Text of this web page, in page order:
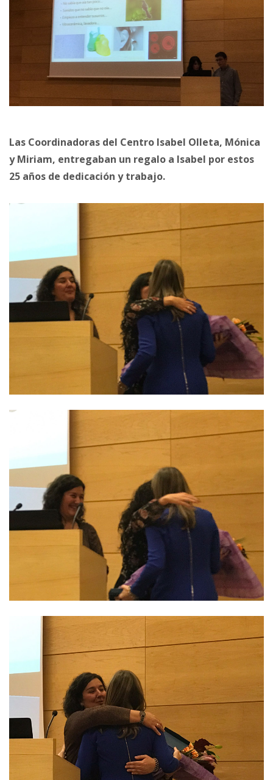
Las Coordinadoras del Centro Isabel Olleta, Mónica
y Miriam, entregaban un regalo a Isabel por estos
25 años de dedicación y trabajo.